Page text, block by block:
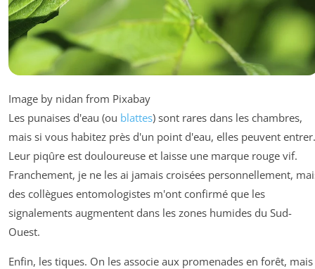
Image by nidan from Pixabay
Les punaises d'eau (ou blattes) sont rares dans les chambres,
mais si vous habitez près d'un point d'eau, elles peuvent entrer.
Leur piqûre est douloureuse et laisse une marque rouge vif.
Franchement, je ne les ai jamais croisées personnellement,
des collègues entomologistes m'ont confirmé que les
signalements augmentent dans les zones humides du Sud-
Ouest.
Enfin, les tiques. On les associe aux promenades en forêt, mais